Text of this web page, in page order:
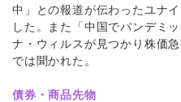
中」との報道が伝わったユナ
した。また「中国でパンデミ
ナ・ウィルスが見つかり株価
では聞かれた。
債券・商品先物